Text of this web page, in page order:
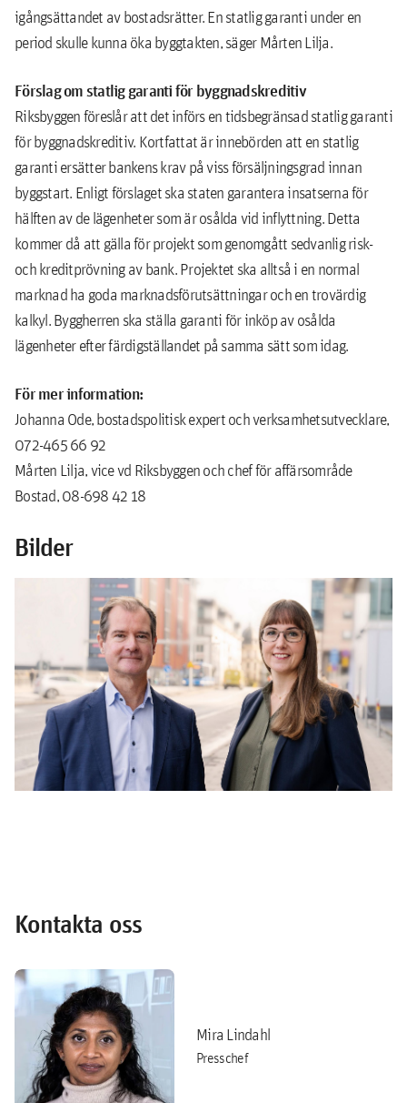
igångsättandet av bostadsrätter. En statlig garanti under en
period skulle kunna öka byggtakten, säger Mårten Lilja.
Förslag om statlig garanti för byggnadskreditiv
Riksbyggen föreslår att det införs en tidsbegränsad statlig garanti
för byggnadskreditiv. Kortfattat är innebörden att en statlig
garanti ersätter bankens krav på viss försäljningsgrad innan
byggstart. Enligt förslaget ska staten garantera insatserna för
hälften av de lägenheter som är osålda vid inflyttning. Detta
kommer då att gälla för projekt som genomgått sedvanlig risk-
och kreditprövning av bank. Projektet ska alltså i en normal
marknad ha goda marknadsförutsättningar och en trovärdig
kalkyl. Byggherren ska ställa garanti för inköp av osålda
lägenheter efter färdigställandet på samma sätt som idag.
För mer information:
Johanna Ode, bostadspolitisk expert och verksamhetsutvecklare,
072-465 66 92
Mårten Lilja, vice vd Riksbyggen och chef för affärsområde
Bostad, 08-698 42 18
Bilder
Kontakta oss
Mira Lindahl
Presschef